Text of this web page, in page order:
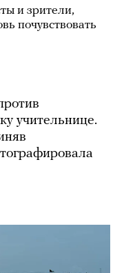
и зрители,
почувствовать
учительнице.